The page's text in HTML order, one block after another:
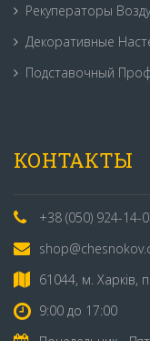
Рекуператоры
Декоративные
Подставочный
КОНТАКТЫ
+38 (050) 924-14-
61044, м. Харків,
9:00 до 17:00